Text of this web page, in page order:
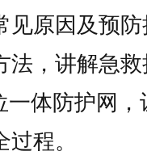
见原因及预
法，讲解急
一体防护网，
程。